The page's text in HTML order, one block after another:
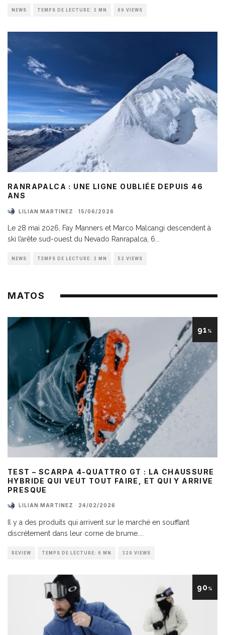
NEWS TEMPS DE LECTURE: 3 MN 69 VIEWS
RANRAPALCA : UNE LIGNE OUBLIÉE DEPUIS 46
ANS
LILIAN MARTINEZ · 15/06/2026
Le 28 mai 2026, Fay Manners et Marco Malcangi descendent à
ski l’arête sud-ouest du Nevado Ranrapalca, 6
NEWS TEMPS DE LECTURE: 3 MN 52 VIEWS
MATOS
91 %
TEST – SCARPA 4-QUATTRO GT : LA CHAUSSURE
HYBRIDE QUI VEUT TOUT FAIRE, ET QUI Y ARRIVE
PRESQUE
LILIAN MARTINEZ · 24/02/2026
Il y a des produits qui arrivent sur le marché en soufflant
discrètement dans leur corne de brume.
REVIEW TEMPS DE LECTURE: 6 MN 329 VIEWS
90%